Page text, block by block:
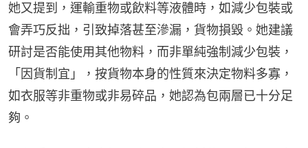
她又提到，運輸重物或飲料等液體時，如減少包裝或
會弄巧反拙，引致掉落甚至滲漏，貨物損毀。她建議
研討是否能使用其他物料，而非單純強制減少包裝，
「因貨制宜」，按貨物本身的性質來決定物料多寡，
如衣服等非重物或非易碎品，她認為包兩層已十分足
夠。